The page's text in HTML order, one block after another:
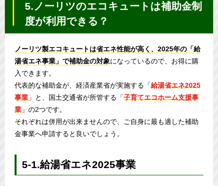
5.ノーリツのエコキュートは補助金制
度が利用できる？
ノーリツ製エコキュートは省エネ性能が高く、2025年の「給
湯省エネ事業」で補助金の対象になっているので、お得に購
入できます。
代表的な補助金が、経済産業省が実施する「給湯省エネ2025
事業 」と、国土交通省が所管する「子育てエコホーム支援事
業 」の2つです。
それぞれは併用が出来ませんので、ご自身に最も適した補助
金事業へ申請すると良いでしょう。
5-1.給湯省エネ2025事業